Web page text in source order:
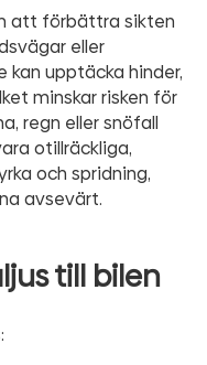
att förbättra sikten
eller
upptäcka hinder,
minskar risken för
regn eller snöfall
otillräckliga,
och spridning,
avsevärt.
till bilen